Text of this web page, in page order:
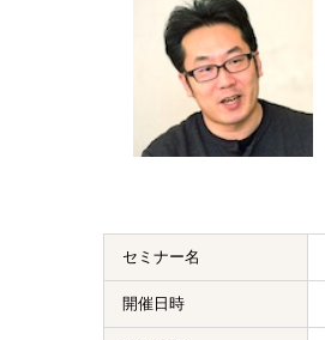
セミナー名
開催日時